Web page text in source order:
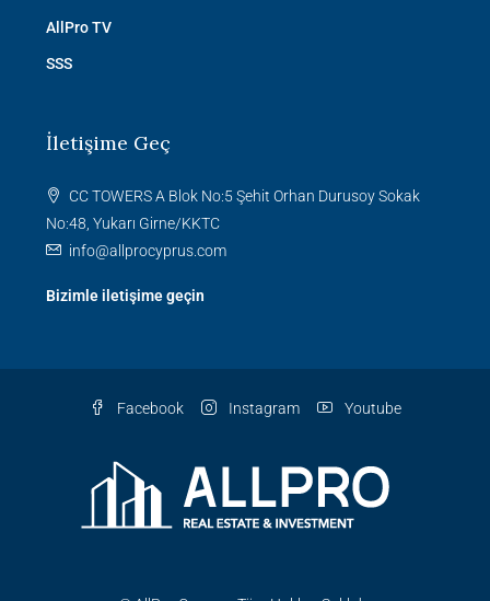
AllPro TV
SSS
İletişime Geç
CC TOWERS A Blok No:5 Şehit Orhan Durusoy Sokak
No:48, Yukarı Girne/KKTC
info@allprocyprus.com
Bizimle iletişime geçin
Facebook Instagram Youtube